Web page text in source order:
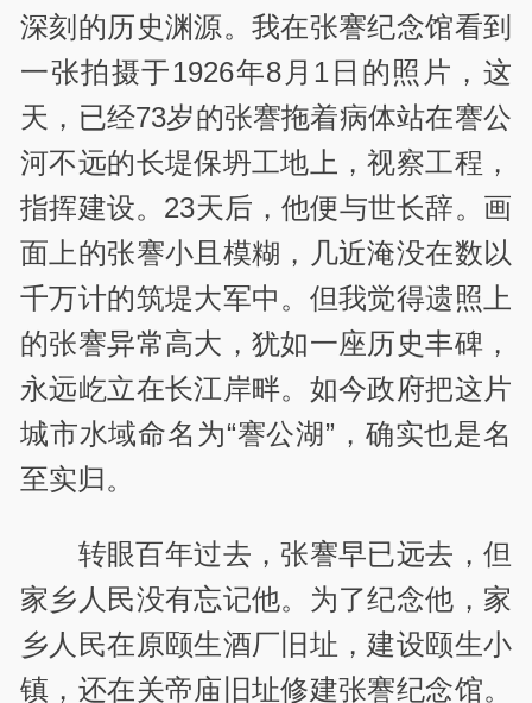
深刻的历史渊源。我在张謇纪念馆看到
一张拍摄于1926年8月1日的照片，这
天，已经73岁的张謇拖着病体站在謇公
河不远的长堤保坍工地上，视察工程，
指挥建设。23天后，他便与世长辞。画
面上的张謇小且模糊，几近淹没在数以
千万计的筑堤大军中。但我觉得遗照上
的张謇异常高大，犹如一座历史丰碑，
永远屹立在长江岸畔。如今政府把这片
城市水域命名为“謇公湖”，确实也是名
至实归。
转眼百年过去，张謇早已远去，但
家乡人民没有忘记他。为了纪念他，家
乡人民在原颐生酒厂旧址，建设颐生小
镇，还在关帝庙旧址修建张謇纪念馆。